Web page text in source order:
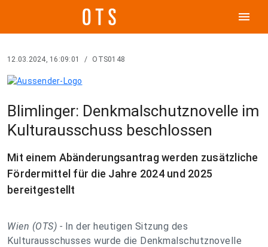
menu
12.03.2024, 16:09:01 / OTS0148
Blimlinger: Denkmalschutznovelle im
Kulturausschuss beschlossen
Mit einem Abänderungsantrag werden zusätzliche
Fördermittel für die Jahre 2024 und 2025
bereitgestellt
Wien (OTS) - In der heutigen Sitzung des
Kulturausschusses wurde die Denkmalschutznovelle